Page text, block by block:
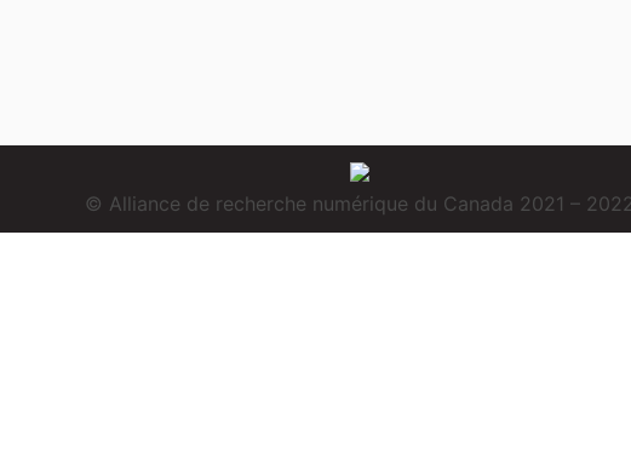
© Alliance de recherche numérique du Canada 2021 –